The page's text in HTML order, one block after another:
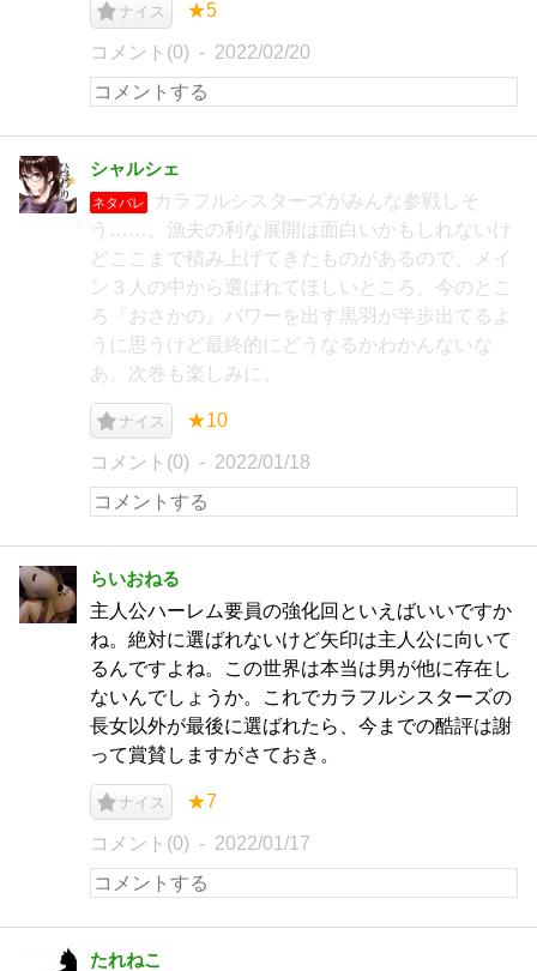
ナイス ★5
コメント(0) 2022/02/20
シャルシェ
ネタバレ
カラフルシスターズがみんな参戦しそ
う……。漁夫の利な展開は面白いかもしれないけ
どここまで積み上げてきたものがあるので、メイ
ン３人の中から選ばれてほしいところ。今のとこ
ろ『おさかの』パワーを出す黒羽が半歩出てるよ
うに思うけど最終的にどうなるかわかんないな
あ。次巻も楽しみに。
ナイス ★10
コメント(0) 2022/01/18
らいおねる
主人公ハーレム要員の強化回といえばいいですか
ね。絶対に選ばれないけど矢印は主人公に向いて
るんですよね。この世界は本当は男が他に存在し
ないんでしょうか。これでカラフルシスターズの
長女以外が最後に選ばれたら、今までの酷評は謝
って賞賛しますがさておき。
ナイス ★7
コメント(0) 2022/01/17
たれねこ